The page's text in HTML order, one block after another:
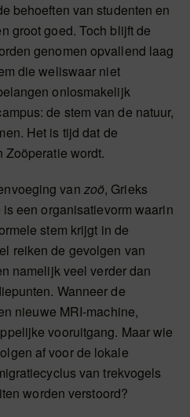
behoeften van studenten en
groot goed. Toch blijft de
genomen opvallend laag
die weliswaar niet
onlosmakelijk
de stem van de natuur,
Het is tijd dat de
Zoöperatie wordt.
van zoö, Grieks
een organisatievorm waarin
stem krijgt in de
reiken de gevolgen van
namelijk veel verder dan
Wanneer de
nieuwe MRI-machine,
vooruitgang. Maar wie
af voor de lokale
van trekvogels
worden verstoord?